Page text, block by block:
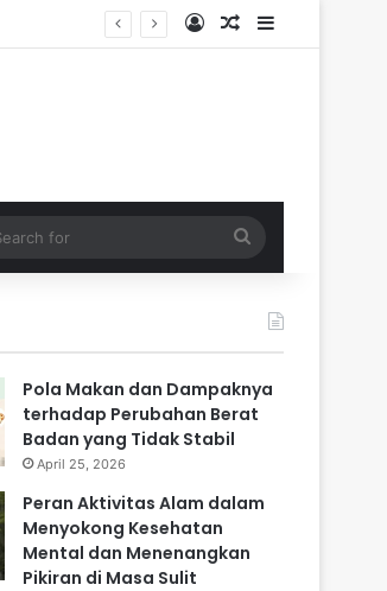
Log InRandom Article
Sidebar
for
Pola Makan dan Dampaknya
terhadap Perubahan Berat
Badan yang Tidak Stabil
April 25, 2026
Peran Aktivitas Alam dalam
Menyokong Kesehatan
Mental dan Menenangkan
Pikiran di Masa Sulit